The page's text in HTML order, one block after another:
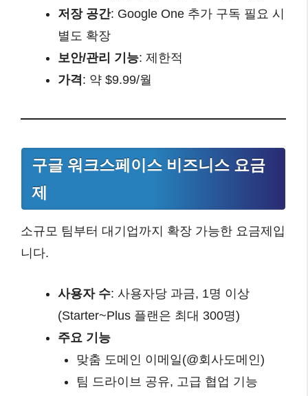
저장 공간: Google One 추가 구독 필요 시
별도 확장
보안/관리 기능: 제한적
가격 : 약 $9.99/월
구글 워크스페이스 비즈니스 요금
제
소규모 팀부터 대기업까지 확장 가능한 요금제입
니다.
사용자 수: 사용자당 과금, 1명 이상
(Starter~Plus 플랜은 최대 300명)
주요 기능
맞춤 도메인 이메일(@회사도메인)
팀 드라이브 공유, 고급 협업 기능